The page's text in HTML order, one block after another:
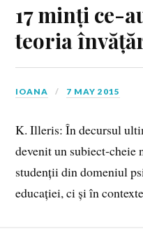
17 minți ce-
teoria
IOANA 7 MAY 2015
K. Illeris: În decursul
devenit un
studenții din domeniul
educației, ci și în